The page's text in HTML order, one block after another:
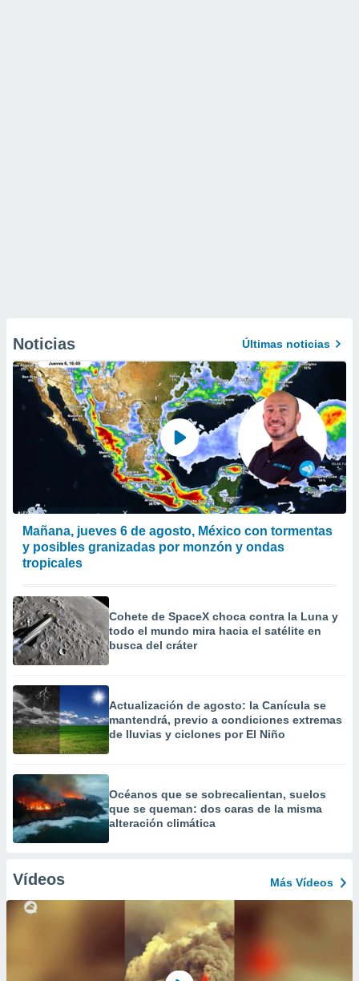
Noticias Últimas noticias
Mañana, jueves 6 de agosto, México con tormentas
y posibles granizadas por monzón y ondas
tropicales
Cohete de SpaceX choca contra la Luna y
todo el mundo mira hacia el satélite en
busca del cráter
Actualización de agosto: la Canícula se
mantendrá, previo a condiciones extremas
de lluvias y ciclones por El Niño
Océanos que se sobrecalientan, suelos
que se queman: dos caras de la misma
alteración climática
Vídeos Más Vídeos